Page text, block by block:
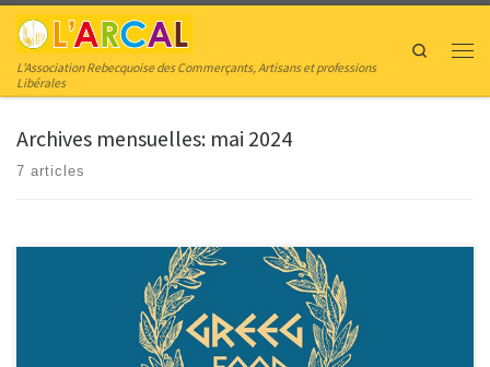
Skip to content
L’Association Rebecquoise des Commerçants, Artisans et professions
Libérales
Search
Archives mensuelles: mai 2024
7 articles
Greeg food Food truck d’assiettes gyros, gyros, souvlakis, tapenades et